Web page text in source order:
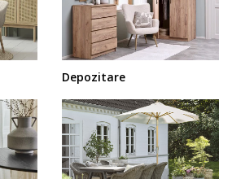
Depozitare